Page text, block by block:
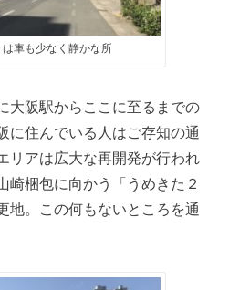
は車も少なく静かな所
大阪駅からここに至るまでの
に住んでいる人はご存知の通
リアは広大な再開発が行われ
崎梱包に向かう「うめきた２
地。この何もないところを通